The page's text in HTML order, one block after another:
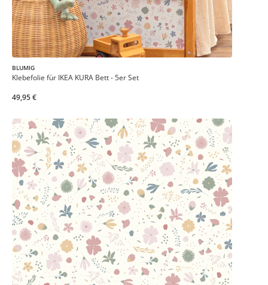
BLUMIG
Klebefolie für IKEA KURA Bett - 5er Set
49,95 €